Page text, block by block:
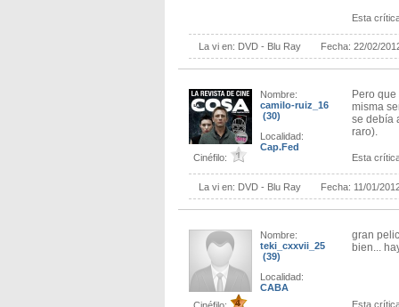
Esta
La vi en: DVD - Blu Ray Fecha:22/02/
Cinéfilo:
Nombre:
camilo-ruiz_16
(30)
Localidad:
Cap.Fed
Pero
misma
se debía
raro).
Esta
La vi en: DVD - Blu Ray Fecha: 11/01/
Nombre:
teki_cxxvii_25
(39)
Localidad:
CABA
gran
bien...
Esta